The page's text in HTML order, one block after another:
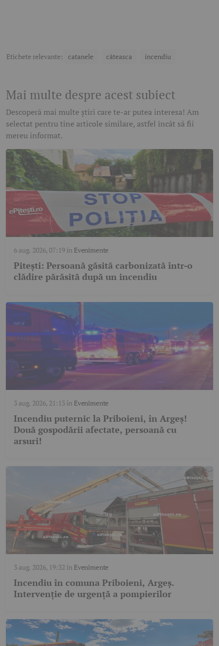
Etichete relevante: catanele căteasca incendiu
Mai multe despre acest subiect
Descoperă mai multe știri care te-ar putea interesa! Am
selectat pentru tine articole similare, astfel încât să fii
mereu informat.
6 aug. 2026, 07:19în Evenimente
Pitești: Persoană găsită carbonizată într-o
clădire părăsită după un incendiu
3 aug. 2026, 21:13în Evenimente
Incendiu puternic la Priboieni, în Argeș!
Două gospodării afectate, persoană cu
arsuri!
3 aug. 2026, 19:32 în Evenimente
Incendiu în comuna Priboieni, Argeș.
Intervenție de urgență a pompierilor